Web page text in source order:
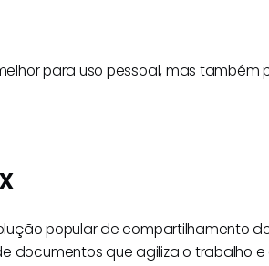
para uso pessoal, mas
popular de compartilhamento
documentos que agiliza o trabalho